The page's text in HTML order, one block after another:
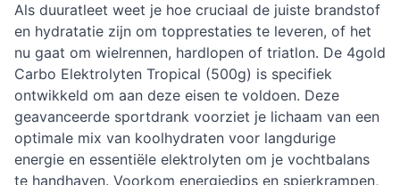
Als duuratleet weet je hoe cruciaal de juiste brandstof
en hydratatie zijn om topprestaties te leveren, of het
nu gaat om wielrennen, hardlopen of triatlon. De 4gold
Carbo Elektrolyten Tropical (500g) is specifiek
ontwikkeld om aan deze eisen te voldoen. Deze
geavanceerde sportdrank voorziet je lichaam van een
optimale mix van koolhydraten voor langdurige
energie en essentiële elektrolyten om je vochtbalans
te handhaven. Voorkom energiedips en spierkrampen,